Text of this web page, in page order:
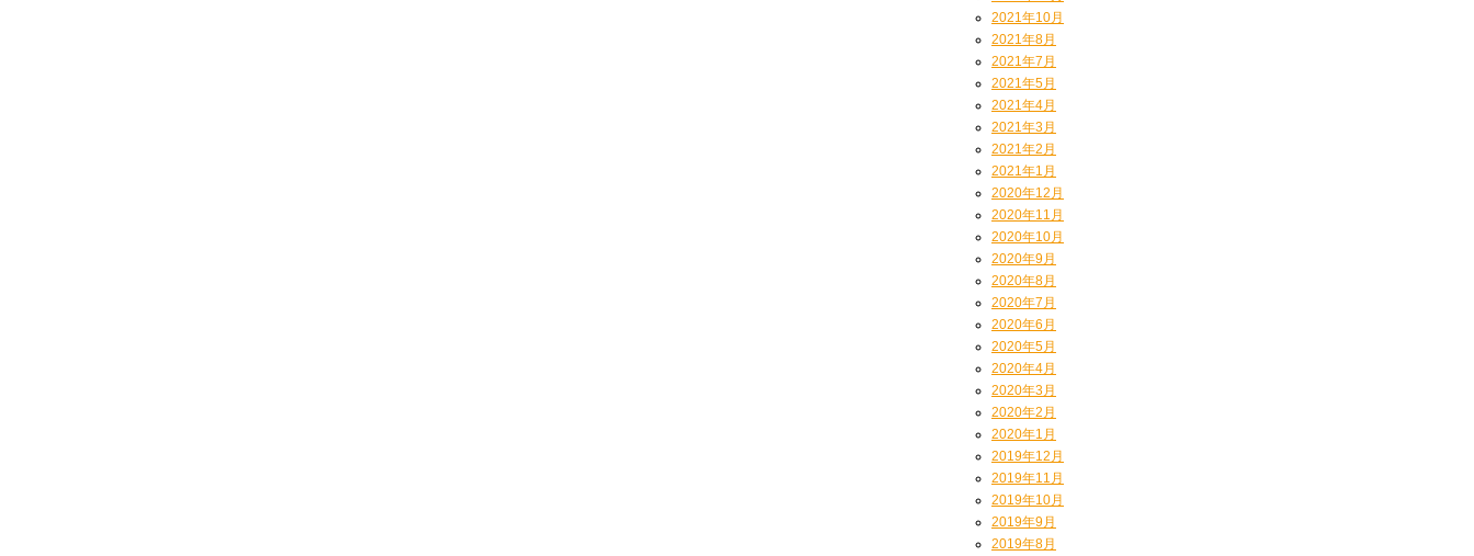
2021年10月
2021年8月
2021年7月
2021年5月
2021年4月
2021年3月
2021年2月
2021年1月
2020年12月
2020年11月
2020年10月
2020年9月
2020年8月
2020年7月
2020年6月
2020年5月
2020年4月
2020年3月
2020年2月
2020年1月
2019年12月
2019年11月
2019年10月
2019年9月
2019年8月